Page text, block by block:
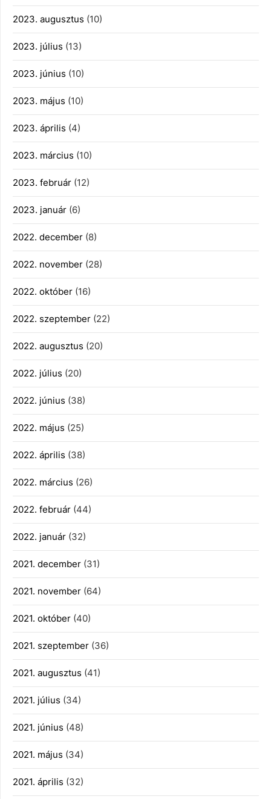
2023. augusztus (10)
2023. július (13)
2023. június (10)
2023. május (10)
2023. április (4)
2023. március (10)
2023. február (12)
2023. január (6)
2022. december (8)
2022. november (28)
2022. október (16)
2022. szeptember (22)
2022. augusztus (20)
2022. július (20)
2022. június (38)
2022. május (25)
2022. április (38)
2022. március (26)
2022. február (44)
2022. január (32)
2021. december (31)
2021. november (64)
2021. október (40)
2021. szeptember (36)
2021. augusztus (41)
2021. július (34)
2021. június (48)
2021. május (34)
2021. április (32)